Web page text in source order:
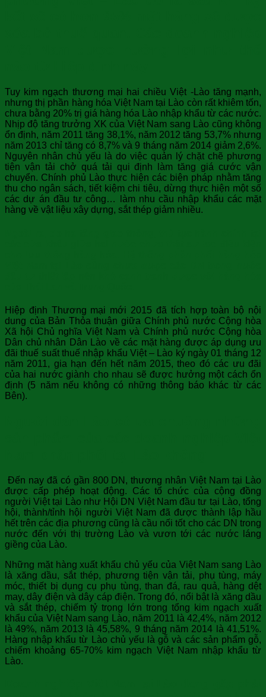
Tuy kim ngạch thương mại hai chiều Việt -Lào tăng mạnh,
nhưng thị phần hàng hóa Việt Nam tại Lào còn rất khiêm tốn,
chưa bằng 20% trị giá hàng hóa Lào nhập khẩu từ các nước.
Nhịp độ tăng trưởng XK của Việt Nam sang Lào cũng không
ổn định, năm 2011 tăng 38,1%, năm 2012 tăng 53,7% nhưng
năm 2013 chỉ tăng có 8,7% và 9 tháng năm 2014 giảm 2,6%.
Nguyên nhân chủ yếu là do việc quản lý chặt chẽ phương
tiện vận tải chở quá tải qui định làm tăng giá cước vận
chuyển. Chính phủ Lào thực hiện các biện pháp nhằm tăng
thu cho ngân sách, tiết kiệm chi tiêu, dừng thực hiện một số
các dự án đầu tư công… làm nhu cầu nhập khẩu các mặt
hàng về vật liệu xây dựng, sắt thép giảm nhiều.
Hiệp định Thương mại mới 2015 đã tích hợp toàn bộ nội
dung của Bản Thỏa thuận giữa Chính phủ nước Cộng hòa
Xã hội Chủ nghĩa Việt Nam và Chính phủ nước Cộng hòa
Dân chủ nhân Dân Lào về các mặt hàng được áp dụng ưu
đãi thuế suất thuế nhập khẩu Việt – Lào ký ngày 01 tháng 12
năm 2011, gia hạn đến hết năm 2015, theo đó các ưu đãi
của hai nước giành cho nhau sẽ được hưởng một cách ổn
định (5 năm nếu không có những thông báo khác từ các
Bên).
Đến nay đã có gần 800 DN, thương nhân Việt Nam tại Lào
được cấp phép hoạt động. Các tổ chức của cộng đồng
người Việt tại Lào như Hội DN Việt Nam đầu tư tại Lào, tổng
hội, thành/tỉnh hội người Việt Nam đã được thành lập hầu
hết trên các địa phương cũng là cầu nối tốt cho các DN trong
nước đến với thị trường Lào và vươn tới các nước láng
giềng của Lào.
Những mặt hàng xuất khẩu chủ yếu của Việt Nam sang Lào
là xăng dầu, sắt thép, phương tiện vận tải, phụ tùng, máy
móc, thiết bị dụng cụ phụ tùng, than đá, rau quả, hàng dệt
may, dây điện và dây cáp điện. Trong đó, nổi bật là xăng dầu
và sắt thép, chiếm tỷ trọng lớn trong tổng kim ngạch xuất
khẩu của Việt Nam sang Lào, năm 2011 là 42,4%, năm 2012
là 49%, năm 2013 là 45,58%, 9 tháng năm 2014 là 41,51%.
Hàng nhập khẩu từ Lào chủ yếu là gỗ và các sản phẩm gỗ,
chiếm khoảng 65-70% kim ngạch Việt Nam nhập khẩu từ
Lào.